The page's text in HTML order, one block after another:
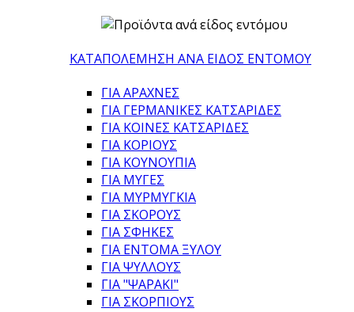
ΚΑΤΑΠΟΛΕΜΗΣΗ ΑΝΑ ΕΙΔΟΣ ΕΝΤΟΜΟΥ
ΓΙΑ ΑΡΑΧΝΕΣ
ΓΙΑ ΓΕΡΜΑΝΙΚΕΣ ΚΑΤΣΑΡΙΔΕΣ
ΓΙΑ ΚΟΙΝΕΣ ΚΑΤΣΑΡΙΔΕΣ
ΓΙΑ ΚΟΡΙΟΥΣ
ΓΙΑ ΚΟΥΝΟΥΠΙΑ
ΓΙΑ ΜΥΓΕΣ
ΓΙΑ ΜΥΡΜΥΓΚΙΑ
ΓΙΑ ΣΚΟΡΟΥΣ
ΓΙΑ ΣΦΗΚΕΣ
ΓΙΑ ΕΝΤΟΜΑ ΞΥΛΟΥ
ΓΙΑ ΨΥΛΛΟΥΣ
ΓΙΑ "ΨΑΡΑΚΙ"
ΓΙΑ ΣΚΟΡΠΙΟΥΣ